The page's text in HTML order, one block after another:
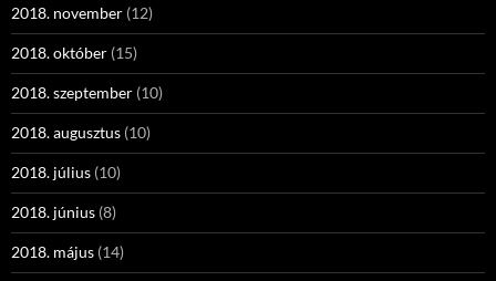
2018. november (12)
2018. október (15)
2018. szeptember (10)
2018. augusztus (10)
2018. július (10)
2018. június (8)
2018. május (14)